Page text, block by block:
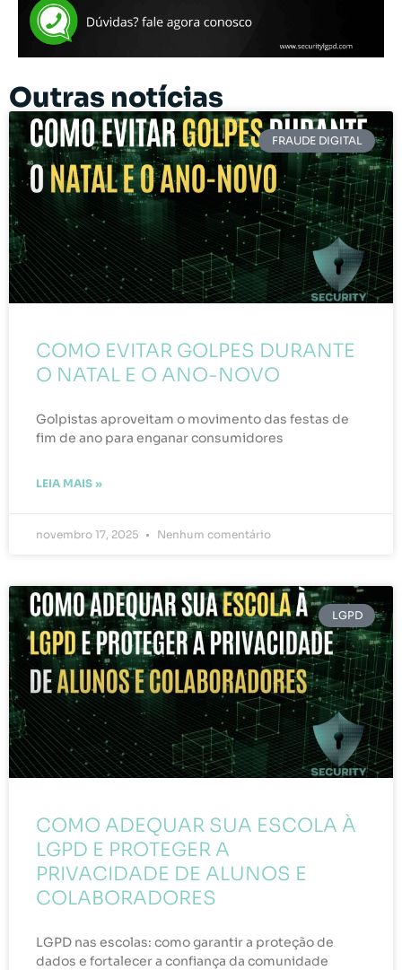
Outras notícias
FRAUDE DIGITAL
COMO EVITAR GOLPES DURANTE
O NATAL E O ANO-NOVO
Golpistas aproveitam o movimento das festas de
fim de ano para enganar consumidores
LEIA MAIS »
novembro 17, 2025 Nenhum comentário
LGPD
COMO ADEQUAR SUA ESCOLA À
LGPD E PROTEGER A
PRIVACIDADE DE ALUNOS E
COLABORADORES
LGPD nas escolas: como garantir a proteção de
dados e fortalecer a confiança da comunidade